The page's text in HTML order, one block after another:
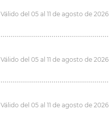
Válido del 05 al 11 de agosto de 2026
Válido del 05 al 11 de agosto de 2026
Válido del 05 al 11 de agosto de 2026